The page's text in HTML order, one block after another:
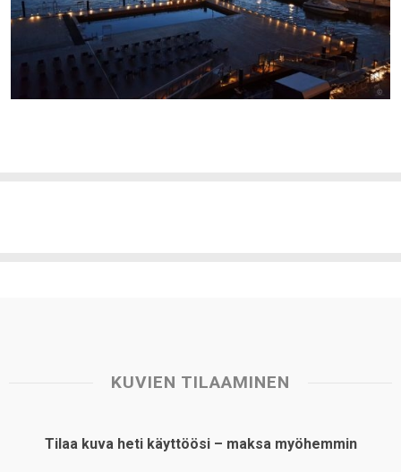
KUVIEN TILAAMINEN
Tilaa kuva heti käyttöösi – maksa myöhemmin